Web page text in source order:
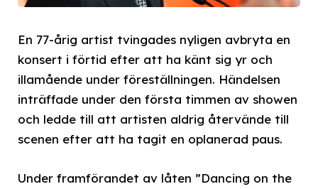
En 77-årig artist tvingades nyligen avbryta en
konsert i förtid efter att ha känt sig yr och
illamående under föreställningen. Händelsen
inträffade under den första timmen av showen
och ledde till att artisten aldrig återvände till
scenen efter att ha tagit en oplanerad paus.
Under framförandet av låten ”Dancing on the